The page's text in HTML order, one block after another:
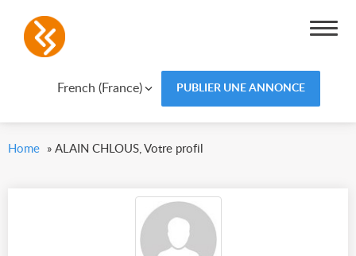
French (France) PUBLIER UNE ANNONCE
Home » ALAIN CHLOUS, Votre profil